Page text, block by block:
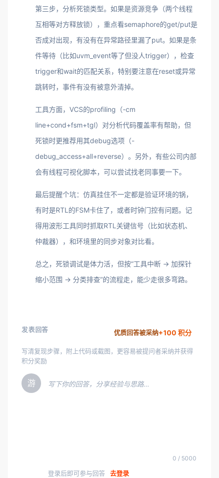
第三步，分析死锁类型。如果是资源竞争（两个线程
互相等对方释放锁），重点看semaphore的get/put是
否成对出现，有没有在异常路径里漏了put。如果是条
件等待（比如uvm_event等了但没人trigger），检查
trigger和wait的匹配关系，特别要注意在reset或异常
跳转时，事件有没有被意外清掉。
工具方面，VCS的profiling（-cm
line+cond+fsm+tgl）对分析代码覆盖率有帮助，但
死锁时更推荐用其debug选项（-
debug_access+all+reverse）。另外，有些公司内部
会有线程可视化脚本，可以尝试找老同事要一下。
最后提醒个坑：仿真挂住不一定都是验证环境的锅，
有时是RTL的FSM卡住了，或者时钟门控有问题。记
得用波形工具同时抓取RTL关键信号（比如状态机、
仲裁器），和环境里的同步对象对比看。
总之，死锁调试是体力活，但按“工具中断 -> 加探针
缩小范围 -> 分类排查”的流程走，能少走很多弯路。
发表回答 优质回答被采纳+100 积分
写清复现步骤，附上代码或截图，更容易被提问者采纳并获得
积分奖励
游 写下你的回答，分享经验与思路…
0 / 5000
登录后即可参与回答 去登录